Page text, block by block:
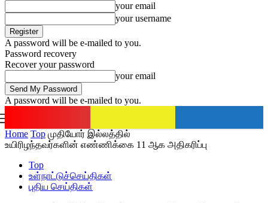
your email
your username
A password will be e-mailed to you.
Password recovery
Recover your password
your email
A password will be e-mailed to you.
Home Top முதியோர் இல்லத்தில்
உயிரிழந்தவர்களின் எண்ணிக்கை 11 ஆக அதிகரிப்பு
Top
உள்நாட்டுச்செய்திகள்
புதிய செய்திகள்